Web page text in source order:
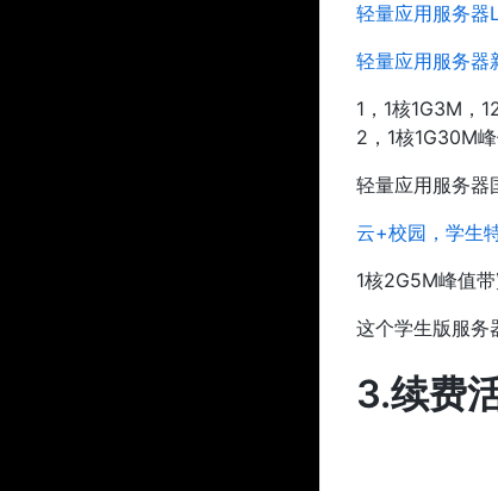
轻量应用服务
轻量应用服务器
1，1核1G3M，
2，1核1G30M
轻量应用服务器
云+校园，学生
1核2G5M峰值
这个学生版服务
3.续费